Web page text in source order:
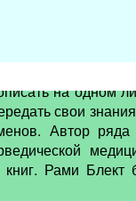
на одном
свои
Автор ряда
Рами